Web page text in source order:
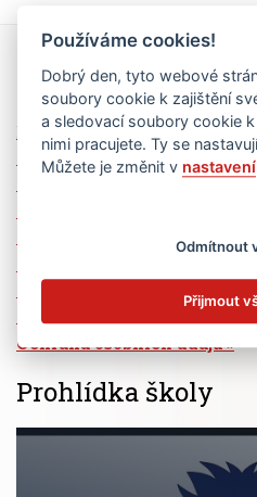
Rychlé odkazy
Elektronická žákovská
Jídelní lístek
Volná pracovní místa
Zřizovatel školy (MČ Praha
Ochrana osobních údajů
Prohlídka školy
Používáme cookies!
Dobrý den, tyto webové
soubory cookie k zajištění
a sledovací soubory cookie
nimi pracujete. Ty se
Můžete je změnit v nastavení
Odmítnout
Přijmout